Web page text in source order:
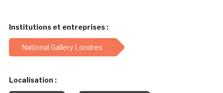
Institutions et entreprises :
National Gallery Londres
Localisation :